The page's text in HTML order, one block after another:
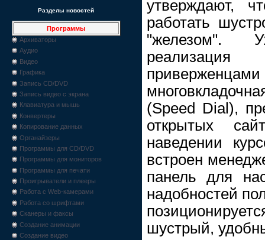
Разделы новостей
Программы
Архиваторы
Аудио
Видео
Графика
Запись CD/DVD
Запись видео с экрана
Клавиатура и мышь
Конвертеры
Копирование данных
Органайзеры
Программы для CD/DVD
Программы для мониторов
Программы для печати
Проигрыватели и плееры
Работа с Web-камерами
Работа со шрифтами
Сканеры и факсы
Создание анимации
Создание видео
утверждают,
работать
"железом".
(Speed Dial),
открытых
наведении
встроен
панель для
надобностей
шустрый,